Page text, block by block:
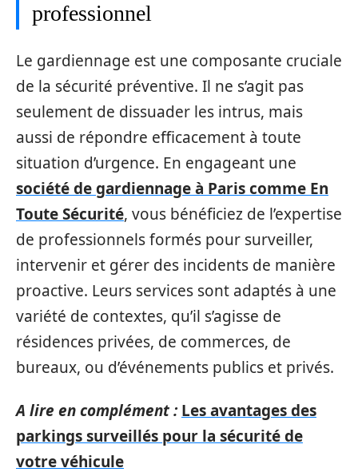
professionnel
Le gardiennage est une composante cruciale
de la sécurité préventive. Il ne s’agit pas
seulement de dissuader les intrus, mais
aussi de répondre efficacement à toute
situation d’urgence. En engageant une
société de gardiennage à Paris comme En
Toute Sécurité, vous bénéficiez de l’expertise
de professionnels formés pour surveiller,
intervenir et gérer des incidents de manière
proactive. Leurs services sont adaptés à une
variété de contextes, qu’il s’agisse de
résidences privées, de commerces, de
bureaux, ou d’événements publics et privés.
A lire en complément : Les avantages des
parkings surveillés pour la sécurité de
votre véhicule